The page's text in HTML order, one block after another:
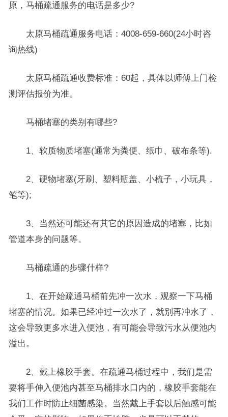
原，马桶疏通服务的电话是多少?
太原马桶疏通服务电话：4008-659-660(24小时咨
询热线)
太原马桶疏通收费标准：60起，具体以师傅上门检
测评估报价为准。
马桶堵塞的类别有哪些?
1、软质物质堵塞(通常为粪便、纸巾、破布条等).
2、硬物堵塞(牙刷、塑料瓶盖、小梳子，小玩具，
笔等);
3、当然还可能还有其它的原因造成的堵塞，比如
管道本身的问题等。
马桶疏通的步骤什样?
1、在开始疏通马桶前先冲一次水，观察一下马桶
堵塞的情况。如果已经冲过一次水了，就别再冲水了，
这会导致更多水进入便池，有可能会导致污水从便池内
溢出。
2、戴上橡胶手套。在疏通马桶过程中，我们是需
要将手伸入便池内甚至马桶排水口内的，橡胶手套能在
我们工作时防止细菌感染。当然戴上手套以后触感可能